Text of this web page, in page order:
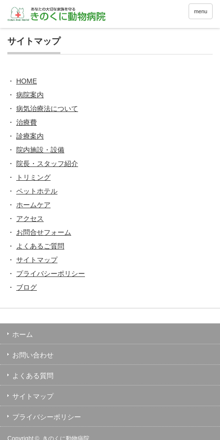
menu
サイトマップ
・ HOME
・ 病院案内
・ 病気治療法について
・ 治療費
・ 診療案内
・
院内施設・設備
・
院長・スタッフ紹介
・
トリミング
・ ペットホテル
・ ホームケア
・ アクセス
・ お問合せフォーム
・
よくあるご質問
・ サイトマップ
・ プライバシーポリシー
・ ブログ
ホーム
お問い合わせ
よくある質問
サイトマップ
プライバシーポリシー
Copyright © きのくに動物病院